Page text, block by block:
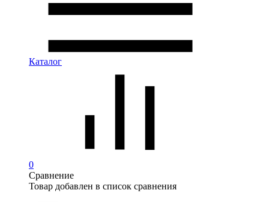
Каталог
0
Сравнение
Товар добавлен в список сравнения